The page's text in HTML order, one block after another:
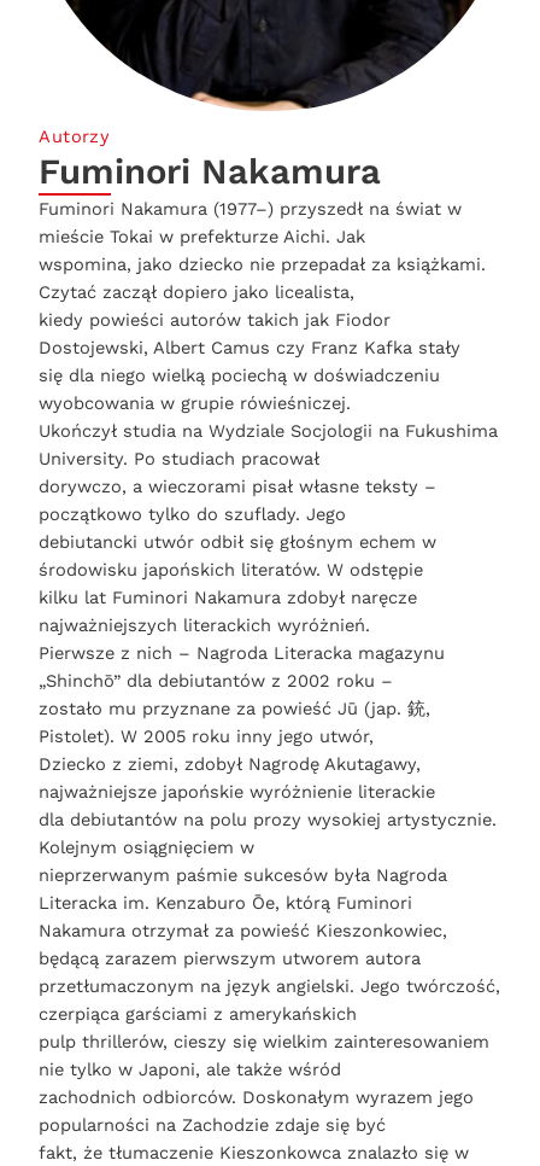
Autorzy
Fuminori Nakamura
Fuminori Nakamura (1977–) przyszedł na świat w
mieście Tokai w prefekturze Aichi. Jak
wspomina, jako dziecko nie przepadał za książkami.
Czytać zaczął dopiero jako licealista,
kiedy powieści autorów takich jak Fiodor
Dostojewski, Albert Camus czy Franz Kafka stały
się dla niego wielką pociechą w doświadczeniu
wyobcowania w grupie rówieśniczej.
Ukończył studia na Wydziale Socjologii na Fukushima
University. Po studiach pracował
dorywczo, a wieczorami pisał własne teksty –
początkowo tylko do szuflady. Jego
debiutancki utwór odbił się głośnym echem w
środowisku japońskich literatów. W odstępie
kilku lat Fuminori Nakamura zdobył naręcze
najważniejszych literackich wyróżnień.
Pierwsze z nich – Nagroda Literacka magazynu
„Shinchō” dla debiutantów z 2002 roku –
zostało mu przyznane za powieść Jū (jap. 銃,
Pistolet). W 2005 roku inny jego utwór,
Dziecko z ziemi, zdobył Nagrodę Akutagawy,
najważniejsze japońskie wyróżnienie literackie
dla debiutantów na polu prozy wysokiej artystycznie.
Kolejnym osiągnięciem w
nieprzerwanym paśmie sukcesów była Nagroda
Literacka im. Kenzaburo Ōe, którą Fuminori
Nakamura otrzymał za powieść Kieszonkowiec,
będącą zarazem pierwszym utworem autora
przetłumaczonym na język angielski. Jego twórczość,
czerpiąca garściami z amerykańskich
pulp thrillerów, cieszy się wielkim zainteresowaniem
nie tylko w Japoni, ale także wśród
zachodnich odbiorców. Doskonałym wyrazem jego
popularności na Zachodzie zdaje się być
fakt, że tłumaczenie Kieszonkowca znalazło się w